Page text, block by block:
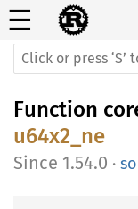
☰
Function
u64x2_ne
1.54.0 ·